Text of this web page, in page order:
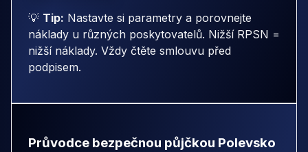
💡 Tip: Nastavte si parametry a porovnejte
náklady u různých poskytovatelů. Nižší RPSN =
nižší náklady. Vždy čtěte smlouvu před
podpisem.
Průvodce bezpečnou půjčkou Polevsko